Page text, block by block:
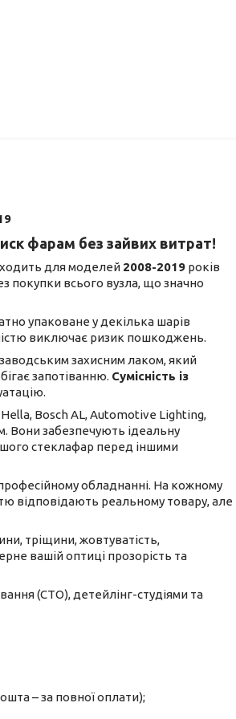
фарам без зайвих витрат!
для моделей 2008-2019 років
покупки всього вузла, що значно
упаковане у декілька шарів
виключає ризик пошкоджень.
захисним лаком, який
запотіванню. Сумісність із
Bosch AL, Automotive Lighting,
Вони забезпечують ідеальну
стеклафар перед іншими
обладнанні. На кожному
відповідають реальному товару, але
тріщини, жовтуватість,
вашій оптиці прозорість та
(СТО), детейлінг-студіями та
– за повної оплати);